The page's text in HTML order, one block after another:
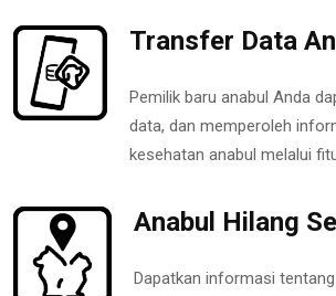
Transfer Data
Pemilik baru anabul Anda
data, dan memperoleh
kesehatan anabul melalui
Anabul Hilang
Dapatkan informasi